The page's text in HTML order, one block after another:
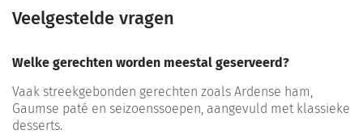
Veelgestelde vragen
Welke gerechten worden meestal geserveerd?
Vaak streekgebonden gerechten zoals Ardense ham,
Gaumse paté en seizoenssoepen, aangevuld met klassieke
desserts.